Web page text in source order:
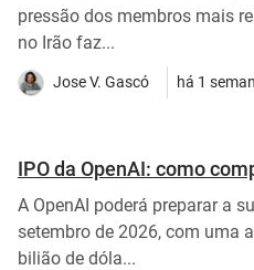
pressão dos membros mais
no Irão faz...
Jose V. Gascó há 1
IPO da OpenAI: como
A OpenAI poderá preparar a
setembro de 2026, com uma
bilião de dóla...